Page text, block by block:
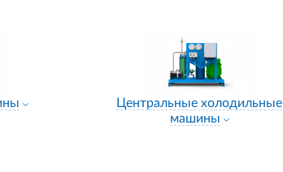
Центральные холодильные
машины